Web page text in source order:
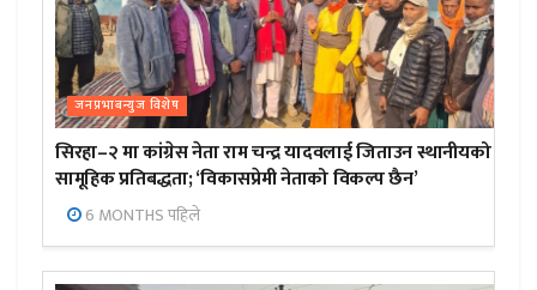
जनप्रभाबन्युज विशेष
सिरहा–२ मा कांग्रेस नेता राम चन्द्र यादवलाई जिताउन स्थानीयको
सामूहिक प्रतिबद्धता; ‘विकासप्रेमी नेताको विकल्प छैन’
6 MONTHS पहिले